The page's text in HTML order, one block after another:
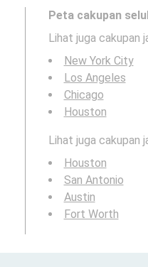
Peta cakupan
Lihat juga cakupan
New York City
Los Angeles
Chicago
Houston
Lihat juga cakupan
Houston
San Antonio
Austin
Fort Worth